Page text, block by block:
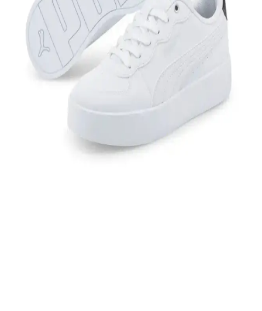
alabilir ve şık tasarımıyla günlük kullanım ve spor aktiviteleri için
ideal, konforlu ve dayanıklı bir seçenek sunar.
Nike Yeşil Sneaker Modelleri ve Fiyatlarıyla Stil ve
Konforu Bir Arada Sunar
Nike'nin yeşil sneaker koleksiyonu çeşitli modelleri, fiyat
seçenekleri ve kombin ipuçlarıyla şıklık ve rahatlığı bir arada sunar.
Nike Air Jordan Legacy 312 Low: Modern Tasarım
ve Yüksek Performanslı Spor Ayakkabısı
Nike Air Jordan Legacy 312 Low, şık tasarımı, konfor ve
dayanıklılığıyla günlük ve spor kullanımı için ideal, modern ve